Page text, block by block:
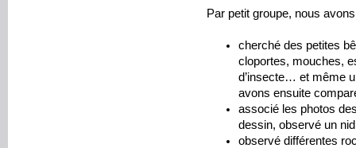
Par petit groupe, nous
cherché des petites
cloportes, mouches,
d’insecte… et même
avons ensuite
associé les photos
dessin, observé un
observé différentes